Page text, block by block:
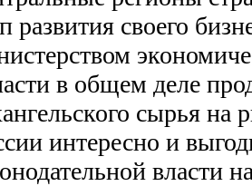
развития своего
в общем деле
сырья
интересно и
власти